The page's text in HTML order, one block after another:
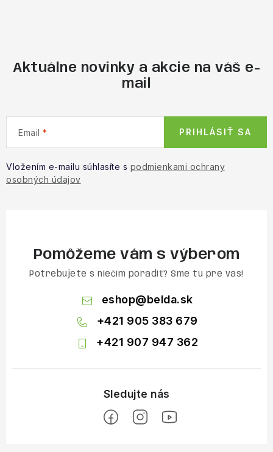
Aktuálne novinky a akcie na váš e-
mail
Email
Vložením e-mailu súhlasíte s podmienkami ochrany
osobných údajov
PRIHLÁSIŤ SA
Pomôžeme vám s výberom
Potrebujete s niečím poradiť? Sme tu pre vás!
eshop@belda.sk
+421 905 383 679
+421 907 947 362